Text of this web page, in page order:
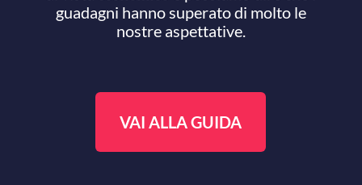
guadagni hanno superato di molto le
nostre aspettative.
VAI ALLA GUIDA